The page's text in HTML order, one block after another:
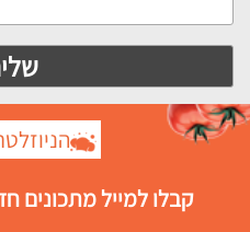
קבלו למייל מתכונים